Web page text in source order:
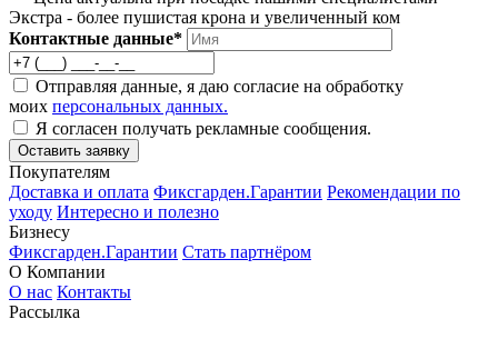
Экстра - более пушистая крона и увеличенный ком
Контактные данные*
Отправляя данные, я даю согласие на обработку
моих персональных данных.
Я согласен получать рекламные сообщения.
Оставить заявку
Покупателям
Доставка и оплата Фиксгарден.Гарантии Рекомендации по
уходу Интересно и полезно
Бизнесу
Фиксгарден.Гарантии Стать партнёром
О Компании
О нас Контакты
Рассылка